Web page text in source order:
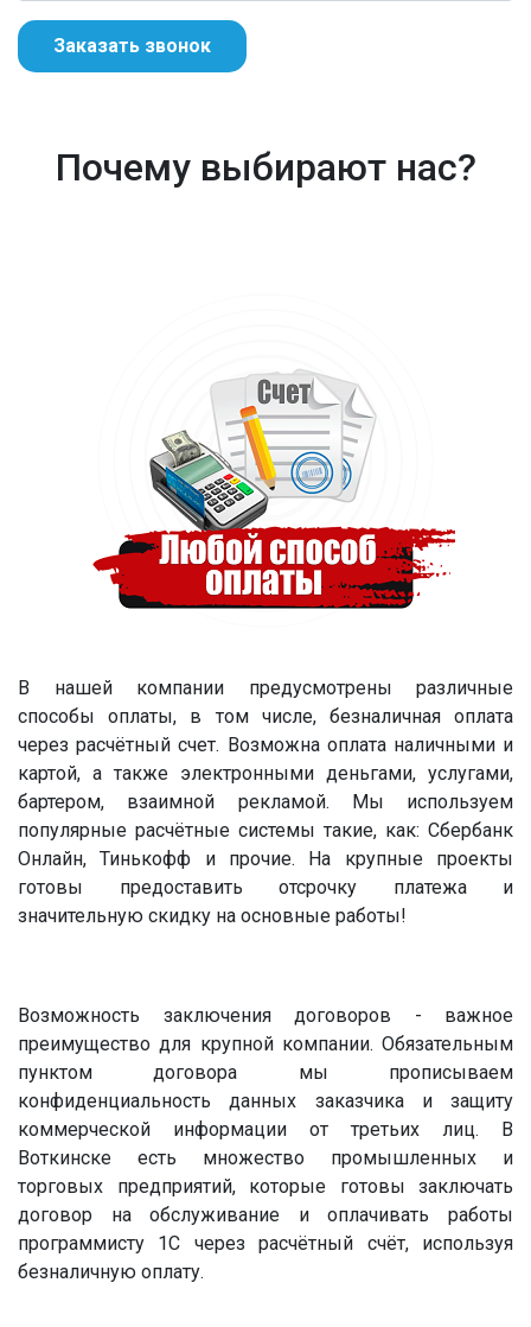
Заказать звонок
Почему выбирают нас?
В нашей компании предусмотрены различные
способы оплаты, в том числе, безналичная оплата
через расчётный счет. Возможна оплата наличными и
картой, а также электронными деньгами, услугами,
бартером, взаимной рекламой. Мы используем
популярные расчётные системы такие, как: Сбербанк
Онлайн, Тинькофф и прочие. На крупные проекты
готовы предоставить отсрочку платежа и
значительную скидку на основные работы!
Возможность заключения договоров - важное
преимущество для крупной компании. Обязательным
пунктом договора мы прописываем
конфиденциальность данных заказчика и защиту
коммерческой информации от третьих лиц. В
Воткинске есть множество промышленных и
торговых предприятий, которые готовы заключать
договор на обслуживание и оплачивать работы
программисту 1С через расчётный счёт, используя
безналичную оплату.